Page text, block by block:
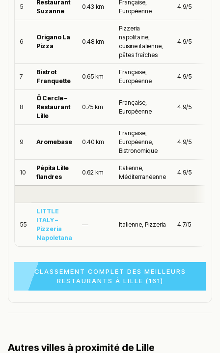
5
Restaurant
Suzanne
0.43 km
Française,
Européenne
4.9/5
6
Origano La
Pizza
0.48 km
Pizzeria
napolitaine,
cuisine italienne,
pâtes fraîches
4.9/5
7
Bistrot
Franquette
0.65 km
Française,
Européenne
4.9/5
8
Ô Cercle –
Restaurant
Lille
0.75 km
Française,
Européenne
4.9/5
9 Aromebase 0.40 km
Française,
Européenne,
Bistronomique
4.9/5
10
Pépita Lille
flandres
0.62 km
Italienne,
Méditerranéenne
4.9/5
55
LITTLE
ITALY –
Pizzeria
Napoletana
— Italienne, Pizzeria 4.7/5
CLASSEMENT COMPLET DES MEILLEURS
RESTAURANTS À LILLE (161)
Autres villes à proximité de Lille